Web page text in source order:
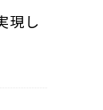
現し